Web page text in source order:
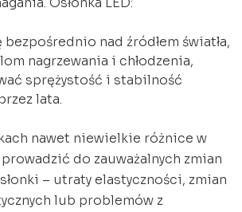
nad źródłem światła,
nagrzewania i chłodzenia,
sprężystość i stabilność
lata.
nawet niewielkie różnice w
do zauważalnych zmian
– utraty elastyczności, zmian
lub problemów z